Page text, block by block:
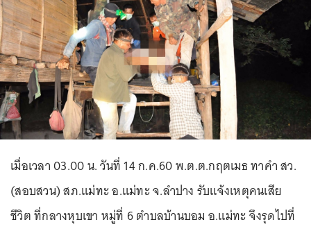
เมื่อเวลา 03.00 น. วันที่ 14 ก.ค.60 พ.ต.ต.กฤตเมธ ทาคำ สว.
(สอบสวน) สภ.แม่ทะ อ.แม่ทะ จ.ลำปาง รับแจ้งเหตุคนเสีย
ชีวิต ที่กลางหุบเขา หมู่ที่ 6 ตำบลบ้านบอม อ.แม่ทะ จึงรุดไปที่